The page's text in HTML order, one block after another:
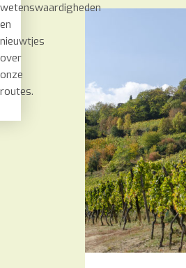
wetenswaardigheden
en
nieuwtjes
over
onze
routes.